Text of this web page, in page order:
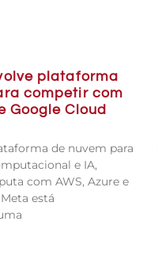
plataforma
competir com
Google Cloud
de nuvem para
e IA,
com AWS, Azure e
está